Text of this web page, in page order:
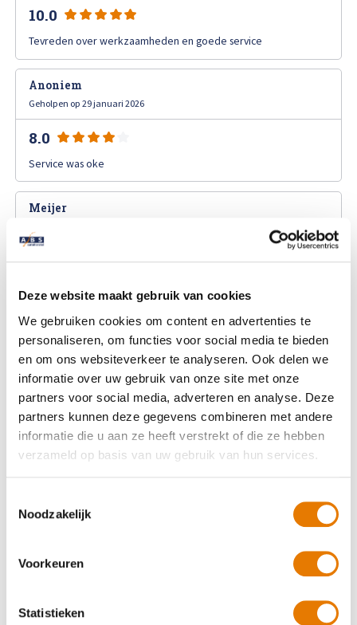
Deze website maakt gebruik van cookies
We gebruiken cookies om content en advertenties te
personaliseren, om functies voor social media te bieden
en om ons websiteverkeer te analyseren. Ook delen we
informatie over uw gebruik van onze site met onze
partners voor social media, adverteren en analyse. Deze
partners kunnen deze gegevens combineren met andere
informatie die u aan ze heeft verstrekt of die ze hebben
verzameld op basis van uw gebruik van hun services.
Noodzakelijk
Voorkeuren
Statistieken
10.0
Tevreden over werkzaamheden en goede service
Anoniem
Geholpen op 29 januari 2026
8.0
Service was oke
Meijer
10.0
Geholpen op 22 december 2025
10.0
De klant heeft geen reactie achtergelaten.
Geholpen op 20 december 2025
9.0
Vriendelijke ontvangst. Duidelijke uitleg uit te voeren